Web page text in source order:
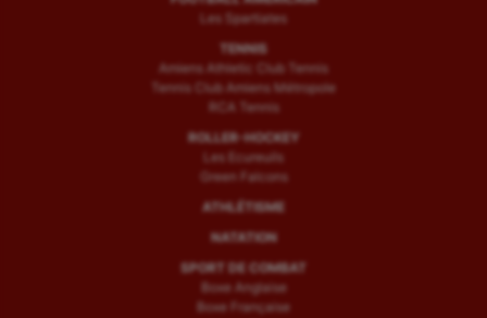
Les Spartiates
TENNIS
Amiens Athletic Club Tennis
Tennis Club Amiens Métropole
RCA Tennis
ROLLER-HOCKEY
Les Ecureuils
Green Falcons
ATHLÉTISME
NATATION
SPORT DE COMBAT
Boxe Anglaise
Boxe Française